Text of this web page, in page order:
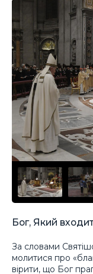
Бог, Який
За словами
молитися про
вірити, що Бог